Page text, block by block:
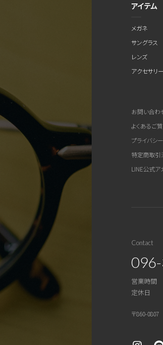
アイテム
メガネ
サングラス
レンズ
アクセサリー
お問い合わ
よくあるご
プライバシ
特定商取引
LINE公式ア
Contact
営業時間
定休日
〒860-